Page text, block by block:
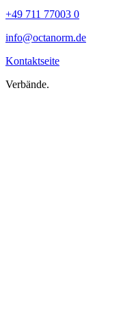
+49 711 77003 0
info@octanorm.de
Kontaktseite
Verbände.